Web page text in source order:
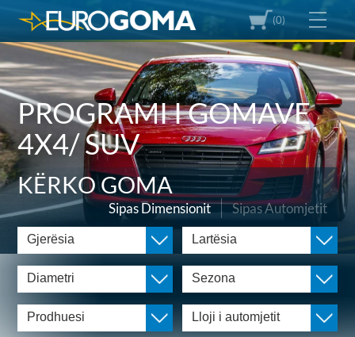
(0)
PROGRAMI I GOMAVE
4X4/ SUV
KËRKO GOMA
Sipas Dimensionit Sipas Automjetit
Gjerësia Lartësia
Diametri Sezona
Prodhuesi Lloji i automjetit